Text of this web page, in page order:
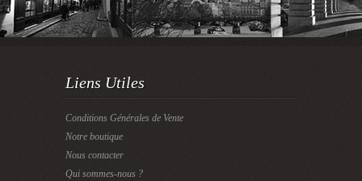
Liens Utiles
Conditions Générales de Vente
Notre boutique
Nous contacter
Qui sommes-nous ?